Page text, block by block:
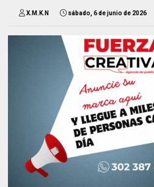
X.M.K.N sábado, 6 de junio de 2026